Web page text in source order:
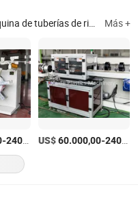
de tuberías EVOH, línea de producción de tuberías Pb, línea de producción de tuberías PE-Xb, enrollador automático de tuberías Más +
-240.000,00 /Set
US$60.000,00-240.000,00